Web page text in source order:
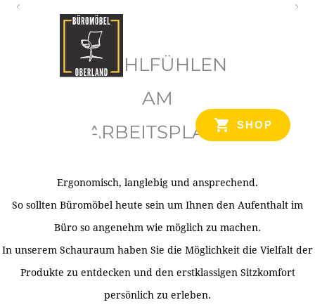
SHOP
WOHLFÜHLEN
AM
ARBEITSPLATZ
Ergonomisch, langlebig und ansprechend.
So sollten Büromöbel heute sein um Ihnen den Aufenthalt im
Büro so angenehm wie möglich zu machen.
In unserem Schauraum haben Sie die Möglichkeit die Vielfalt der
Produkte zu entdecken und den erstklassigen Sitzkomfort
persönlich zu erleben.